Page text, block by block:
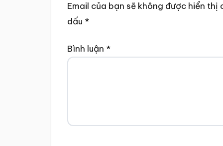
Email của bạn sẽ không được hiển thị
dấu *
Bình luận *